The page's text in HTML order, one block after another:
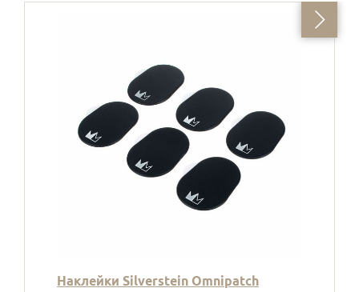
Наклейки Silverstein Omnipatch